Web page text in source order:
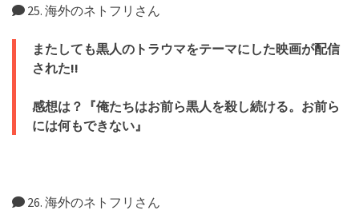
25. 海外のネトフリさん
またしても黒人のトラウマをテーマにした映画が配信
された!!
感想は？『俺たちはお前ら黒人を殺し続ける。お前ら
には何もできない』
26. 海外のネトフリさん